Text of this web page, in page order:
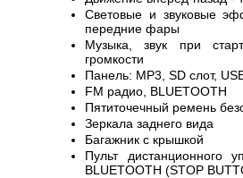
Световые и звуковые
передние фары
Музыка, звук при
громкости
Панель: MP3, SD слот,
FM радио, BLUETOOTH
Пятиточечный ремень
Зеркала заднего вида
Багажник с крышкой
Пульт дистанционного
BLUETOOTH (STOP